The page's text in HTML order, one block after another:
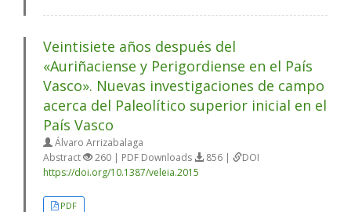
Veintisiete años después del
«Auriñaciense y Perigordiense en el País
Vasco». Nuevas investigaciones de campo
acerca del Paleolítico superior inicial en el
País Vasco
Álvaro Arrizabalaga
Abstract
260 | PDF Downloads 856 |
DOI
https://doi.org/10.1387/veleia.2015
PDF